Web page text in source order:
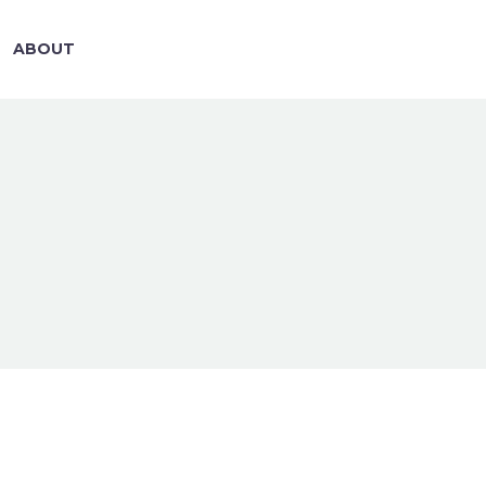
ABOUT